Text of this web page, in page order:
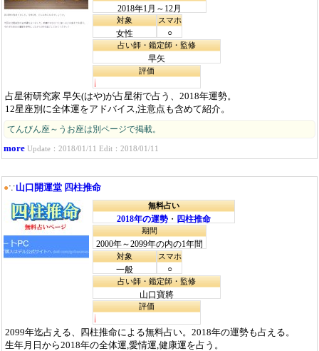
2018年1月～12月
対象
女性
スマホ
○
占い師・鑑定師・監修
早矢
評価
占星術研究家 早矢(はや)が占星術で占う、2018年運勢。
12星座別に全体運をアドバイス,注意点も含めて紹介。
てんびん座～うお座は別ページで掲載。
more Update：2018/01/11 Edit：2018/01/11
●∵山口開運堂 四柱推命
無料占い
2018年の運勢 ・ 四柱推命
期間
2000年～2099年の内の1年間
対象
一般
スマホ
○
占い師・鑑定師・監修
山口寶將
評価
2099年迄占える、四柱推命による無料占い。2018年の運勢も占える。
生年月日から2018年の全体運,愛情運,健康運を占う。